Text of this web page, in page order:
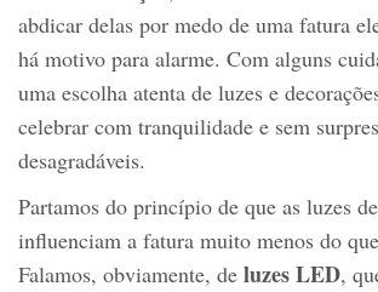
abdicar delas por medo de uma fatura
há motivo para alarme. Com alguns
uma escolha atenta de luzes e
celebrar com tranquilidade e sem
desagradáveis.
Partamos do princípio de que as luzes
influenciam a fatura muito menos do
Falamos, obviamente, de luzes LED,